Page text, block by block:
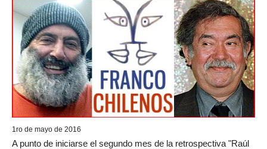
1ro de mayo de 2016
A punto de iniciarse el segundo mes de la retrospectiva "Raúl